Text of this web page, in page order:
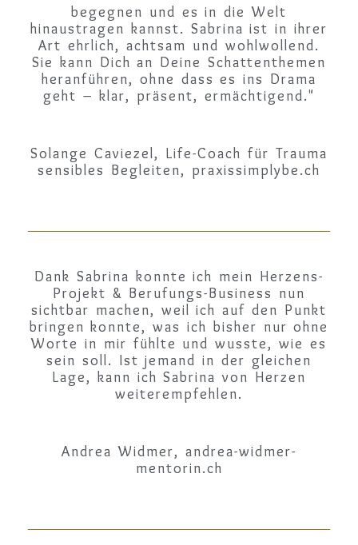
begegnen und es in die Welt
hinaustragen kannst. Sabrina ist in ihrer
Art ehrlich, achtsam und wohlwollend.
Sie kann Dich an Deine Schattenthemen
heranführen, ohne dass es ins Drama
geht – klar, präsent, ermächtigend."
Solange Caviezel, Life-Coach für Trauma
sensibles Begleiten, praxissimplybe.ch
Dank Sabrina konnte ich mein Herzens-
Projekt & Berufungs-Business nun
sichtbar machen, weil ich auf den Punkt
bringen konnte, was ich bisher nur ohne
Worte in mir fühlte und wusste, wie es
sein soll. Ist jemand in der gleichen
Lage, kann ich Sabrina von Herzen
weiterempfehlen.
Andrea Widmer, andrea-widmer-
mentorin.ch